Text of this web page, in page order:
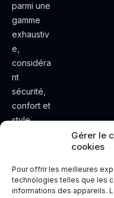
Gérer le
cookies
Pour offrir les meilleures
technologies telles que les
informations des appareils.
parmi une
gamme
exhaustiv
e,
considéra
nt
sécurité,
confort et
style.
e de
conduite